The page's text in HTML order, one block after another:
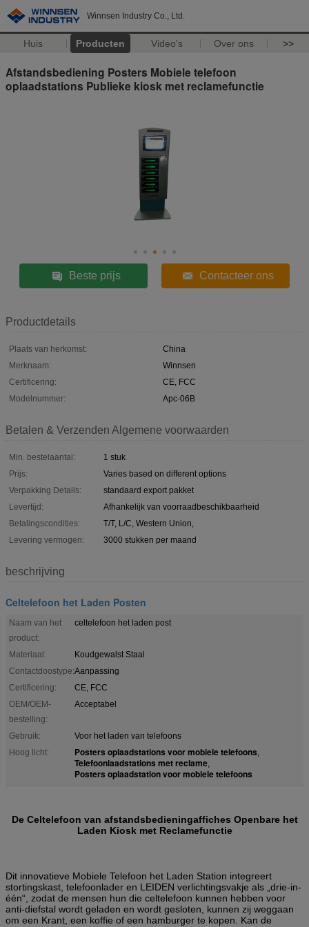
Winnsen Industry Co., Ltd.
Huis Producten Video's Over ons >>
Afstandsbediening Posters Mobiele telefoon
oplaadstations Publieke kiosk met reclamefunctie
Beste prijs Contacteer ons
Productdetails
Plaats van herkomst:
China
Merknaam:
Winnsen
Certificering:
CE, FCC
Modelnummer:
Apc-06B
Betalen & Verzenden Algemene voorwaarden
Min. bestelaantal:
1 stuk
Prijs:
Varies based on different options
Verpakking Details:
standaard export pakket
Levertijd:
Afhankelijk van voorraadbeschikbaarheid
Betalingscondities:
T/T, L/C, Western Union,
Levering vermogen:
3000 stukken per maand
beschrijving
Celtelefoon het Laden Posten
Naam van het
product:
celtelefoon het laden post
Materiaal:
Koudgewalst Staal
Contactdoostype:Aanpassing
Certificering:
CE, FCC
OEM/OEM-
bestelling:
Acceptabel
Gebruik:
Voor het laden van telefoons
Hoog licht:
Posters oplaadstations voor mobiele telefoons,
Telefoonlaadstations met reclame,
Posters oplaadstation voor mobiele telefoons
De Celtelefoon van afstandsbedieningaffiches Openbare het
Laden Kiosk met Reclamefunctie
Dit innovatieve Mobiele Telefoon het Laden Station integreert
stortingskast, telefoonlader en LEIDEN verlichtingsvakje als „drie-in-
één“, zodat de mensen hun die celtelefoon kunnen hebben voor
anti-diefstal wordt geladen en wordt gesloten, kunnen zij weggaan
om een Krant, een koffie of een hamburger te kopen. Kan de